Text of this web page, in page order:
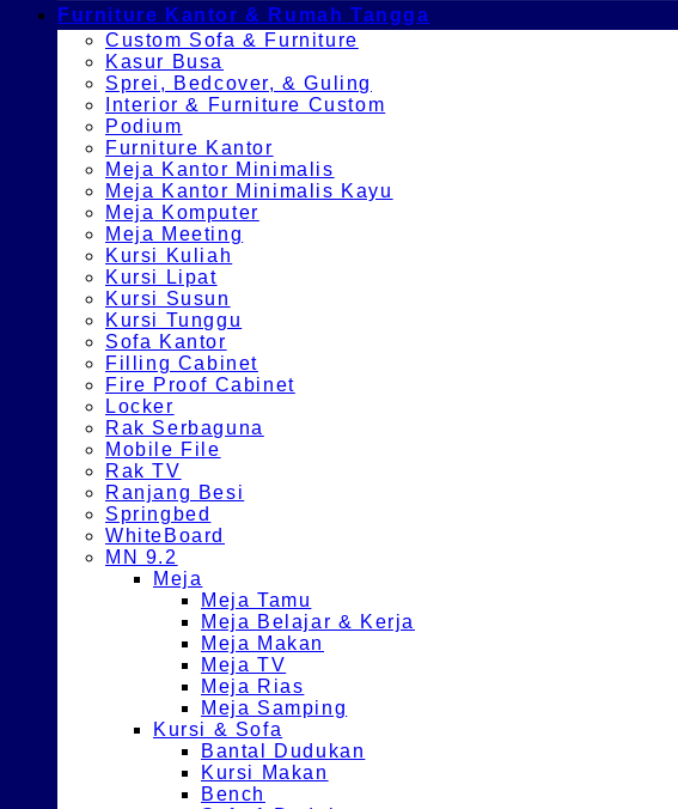
Furniture Kantor & Rumah Tangga
Custom Sofa & Furniture
Kasur Busa
Sprei, Bedcover, & Guling
Interior & Furniture Custom
Podium
Furniture Kantor
Meja Kantor Minimalis
Meja Kantor Minimalis Kayu
Meja Komputer
Meja Meeting
Kursi Kuliah
Kursi Lipat
Kursi Susun
Kursi Tunggu
Sofa Kantor
Filling Cabinet
Fire Proof Cabinet
Locker
Rak Serbaguna
Mobile File
Rak TV
Ranjang Besi
Springbed
WhiteBoard
MN 9.2
Meja
Meja Tamu
Meja Belajar & Kerja
Meja Makan
Meja TV
Meja Rias
Meja Samping
Kursi & Sofa
Bantal Dudukan
Kursi Makan
Bench